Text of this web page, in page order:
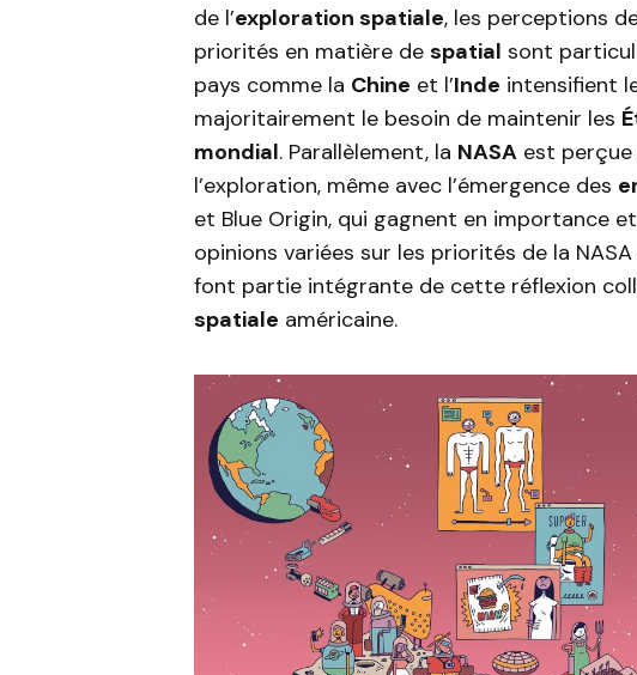
de l’exploration spatiale, les perceptions
priorités en matière de spatial sont
pays comme la Chine et l’Inde intensifient
majoritairement le besoin de maintenir les
mondial. Parallèlement, la NASA est perçue
l’exploration, même avec l’émergence des
et Blue Origin, qui gagnent en importance
opinions variées sur les priorités de la
font partie intégrante de cette réflexion
spatiale américaine.